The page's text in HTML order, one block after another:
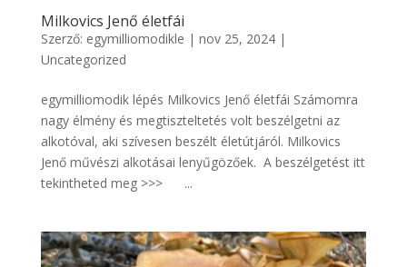
Milkovics Jenő életfái
Szerző: egymilliomodikle | nov 25, 2024|
Uncategorized
egymilliomodik lépés Milkovics Jenő életfái Számomra
nagy élmény és megtiszteltetés volt beszélgetni az
alkotóval, aki szívesen beszélt életútjáról. Milkovics
Jenő művészi alkotásai lenyűgözőek. A beszélgetést itt
tekintheted meg >>> ...